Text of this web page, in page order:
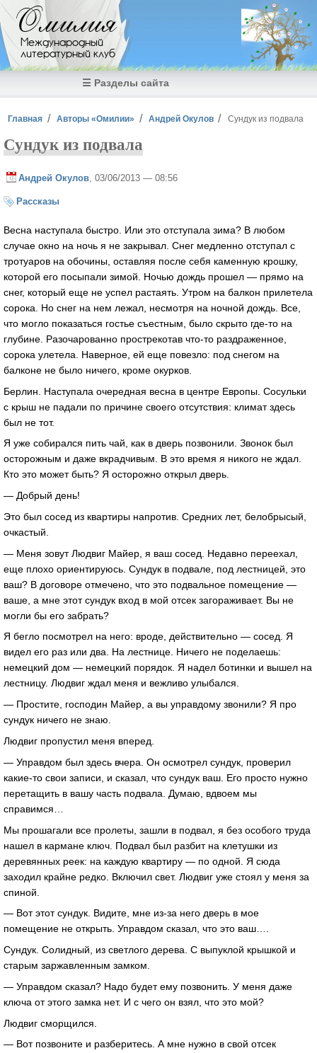
Перейти к основному содержанию
Омилия
Международный
литературный клуб
☰ Разделы сайта
Вы здесь
Главная Авторы «Омилии» Андрей Окулов Сундук из подвала
Сундук из подвала
Андрей Окулов , 03/06/2013 — 08:56
Рассказы
Весна наступала быстро. Или это отступала зима? В любом
случае окно на ночь я не закрывал. Снег медленно отступал с
тротуаров на обочины, оставляя после себя каменную крошку,
которой его посыпали зимой. Ночью дождь прошел — прямо на
снег, который еще не успел растаять. Утром на балкон прилетела
сорока. Но снег на нем лежал, несмотря на ночной дождь. Все,
что могло показаться гостье съестным, было скрыто где-то на
глубине. Разочарованно прострекотав что-то раздраженное,
сорока улетела. Наверное, ей еще повезло: под снегом на
балконе не было ничего, кроме окурков.
Берлин. Наступала очередная весна в центре Европы. Сосульки
с крыш не падали по причине своего отсутствия: климат здесь
был не тот.
Я уже собирался пить чай, как в дверь позвонили. Звонок был
осторожным и даже вкрадчивым. В это время я никого не ждал.
Кто это может быть? Я осторожно открыл дверь.
— Добрый день!
Это был сосед из квартиры напротив. Средних лет, белобрысый,
очкастый.
— Меня зовут Людвиг Майер, я ваш сосед. Недавно переехал,
еще плохо ориентируюсь. Сундук в подвале, под лестницей, это
ваш? В договоре отмечено, что это подвальное помещение —
ваше, а мне этот сундук вход в мой отсек загораживает. Вы не
могли бы его забрать?
Я бегло посмотрел на него: вроде, действительно — сосед. Я
видел его раз или два. На лестнице. Ничего не поделаешь:
немецкий дом — немецкий порядок. Я надел ботинки и вышел на
лестницу. Людвиг ждал меня и вежливо улыбался.
— Простите, господин Майер, а вы управдому звонили? Я про
сундук ничего не знаю.
Людвиг пропустил меня вперед.
— Управдом был здесь вчера. Он осмотрел сундук, проверил
какие-то свои записи, и сказал, что сундук ваш. Его просто нужно
перетащить в вашу часть подвала. Думаю, вдвоем мы
справимся…
Мы прошагали все пролеты, зашли в подвал, я без особого труда
нашел в кармане ключ. Подвал был разбит на клетушки из
деревянных реек: на каждую квартиру — по одной. Я сюда
заходил крайне редко. Включил свет. Людвиг уже стоял у меня за
спиной.
— Вот этот сундук. Видите, мне из-за него дверь в мое
помещение не открыть. Управдом сказал, что это ваш….
Сундук. Солидный, из светлого дерева. С выпуклой крышкой и
старым заржавленным замком.
— Управдом сказал? Надо будет ему позвонить. У меня даже
ключа от этого замка нет. И с чего он взял, что это мой?
Людвиг сморщился.
— Вот позвоните и разберитесь. А мне нужно в свой отсек